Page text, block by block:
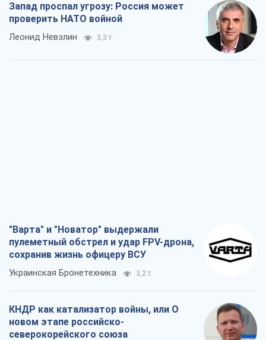
Запад проспал угрозу: Россия может
проверить НАТО войной
Леонид Невзлин 3,3 т.
"Варта" и "Новатор" выдержали
пулеметный обстрел и удар FPV-дрона,
сохранив жизнь офицеру ВСУ
Украинская Бронетехника 3,2 т.
КНДР как катализатор войны, или О
новом этапе российско-
северокорейского союза